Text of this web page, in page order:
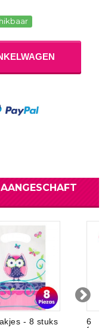
- 8 stuks
6